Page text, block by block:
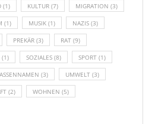
(1) KULTUR (7) MIGRATION (3)
(1) MUSIK (1) NAZIS (3)
PREKÄR (3) RAT (9)
(1) SOZIALES (8) SPORT (1)
(3) UMWELT (3)
(2) WOHNEN (5)